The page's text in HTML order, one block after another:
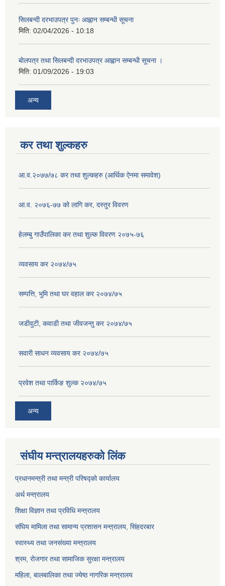
सिलबन्दी दरभाउपत्र पुनः आह्वान सम्बन्धी सूचना
मिति: 02/04/2026 - 10:18
बोलपत्र तथा सिलबन्दी दरभाउपत्र आह्वान सम्बन्धी सूचना ।
मिति: 01/09/2026 - 19:03
अन्य
कर तथा शुल्कहरु
आ.व.२०७७/७८ कर तथा शुल्कहरु (आर्थिक ऐनमा समावेश)
आ.व. २०७६-७७ को लागि कर, दस्तुर विवरण
हेलम्बु गाउँपालिका कर तथा शुल्क विवरण २०७५-७६
व्यवसाय कर २०७४/७५
सम्पत्ति, भुमि तथा घर वहाल कर २०७४/७५
जडीवुटी, कवाडी तथा जीवजन्तु कर २०७४/७५
सवारी साधन व्यवसाय कर २०७४/७५
प्रवेश तथा पार्किङ शुल्क २०७४/७५
अन्य
संघीय मन्त्रालयहरुको लिंक
प्रधानमन्त्री तथा मन्त्री परिषद्को कार्यालय
अर्थ मन्त्रालय
शिक्षा विज्ञान तथा प्रविधि मन्त्रालय
संघिय मामिला तथा सामान्य प्रशासन मन्त्रालय, सिंहदरबार
स्वास्थ्य तथा जनसंख्या मन्त्रालय
श्रम, रोजगार तथा सामाजिक सुरक्षा मन्त्रालय
महिला, बालबालिका तथा ज्येष्ठ नागरिक मन्त्रालय